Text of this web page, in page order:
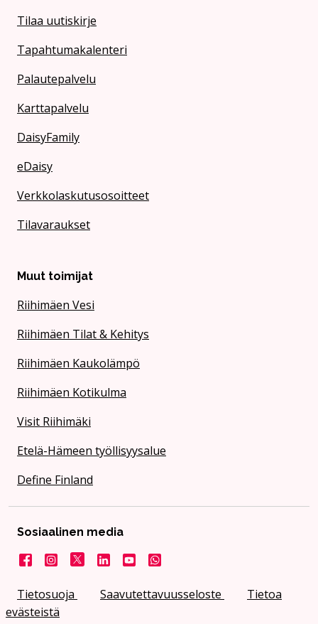
Tilaa uutiskirje
Tapahtumakalenteri
Palautepalvelu
Karttapalvelu
DaisyFamily
eDaisy
Verkkolaskutusosoitteet
Tilavaraukset
Muut toimijat
Riihimäen Vesi
Riihimäen Tilat & Kehitys
Riihimäen Kaukolämpö
Riihimäen Kotikulma
Visit Riihimäki
Etelä-Hämeen työllisyysalue
Define Finland
Tietosuoja Saavutettavuusseloste
Tietoa
evästeistä
Sosiaalinen media
FacebookInstagram
X LinkedInYouTubeKaupunki WhatsApissa